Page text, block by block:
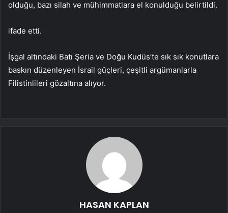
olduğu, bazı silah ve mühimmatlara el konulduğu belirtildi.
ifade etti.
İşgal altındaki Batı Şeria ve Doğu Kudüs’te sık sık konutlara
baskın düzenleyen İsrail güçleri, çeşitli argümanlarla
Filistinlileri gözaltına alıyor.
HASAN KAPLAN